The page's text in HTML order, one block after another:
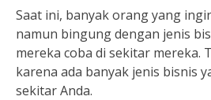
Saat ini, banyak orang yang
namun bingung dengan jenis
mereka coba di sekitar mereka.
karena ada banyak jenis bisnis
sekitar Anda.